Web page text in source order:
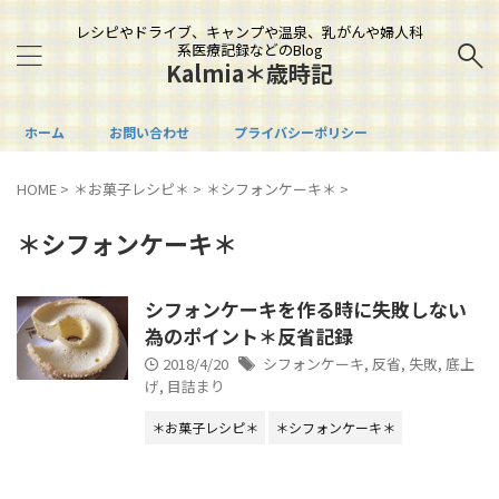
レシピやドライブ、キャンプや温泉、乳がんや婦人科
系医療記録などのBlog
Kalmia＊歳時記
ホーム お問い合わせ プライバシーポリシー
HOME > ＊お菓子レシピ＊ > ＊シフォンケーキ＊ >
＊シフォンケーキ＊
シフォンケーキを作る時に失敗しない
為のポイント＊反省記録
2018/4/20 シフォンケーキ, 反省, 失敗, 底上
げ, 目詰まり
＊お菓子レシピ＊ ＊シフォンケーキ＊